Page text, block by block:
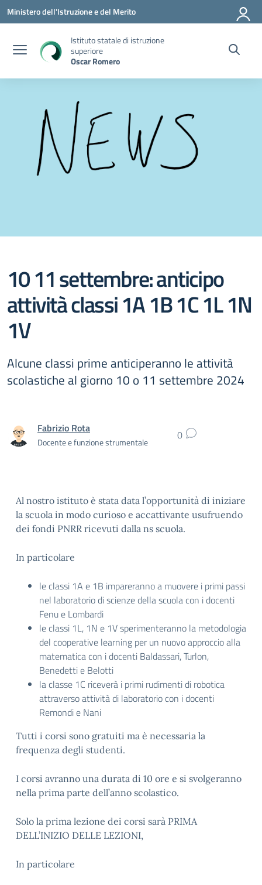
Vai ai contenuti
Vai al menu di navigazione
Vai al footer
Ministero dell'Istruzione e del Merito
Istituto statale di istruzione
superiore
Oscar Romero
10 11 settembre: anticipo
attività classi 1A 1B 1C 1L 1N
1V
Alcune classi prime anticiperanno le attività
scolastiche al giorno 10 o 11 settembre 2024
Fabrizio Rota
Docente e funzione strumentale 0
Al nostro istituto è stata data l’opportunità di iniziare
la scuola in modo curioso e accattivante usufruendo
dei fondi PNRR ricevuti dalla ns scuola.
In particolare
le classi 1A e 1B impareranno a muovere i primi passi
nel laboratorio di scienze della scuola con i docenti
Fenu e Lombardi
le classi 1L, 1N e 1V sperimenteranno la metodologia
del cooperative learning per un nuovo approccio alla
matematica con i docenti Baldassari, Turlon,
Benedetti e Belotti
la classe 1C riceverà i primi rudimenti di robotica
attraverso attività di laboratorio con i docenti
Remondi e Nani
Tutti i corsi sono gratuiti ma è necessaria la
frequenza degli studenti.
I corsi avranno una durata di 10 ore e si svolgeranno
nella prima parte dell’anno scolastico.
Solo la prima lezione dei corsi sarà PRIMA
DELL’INIZIO DELLE LEZIONI,
In particolare